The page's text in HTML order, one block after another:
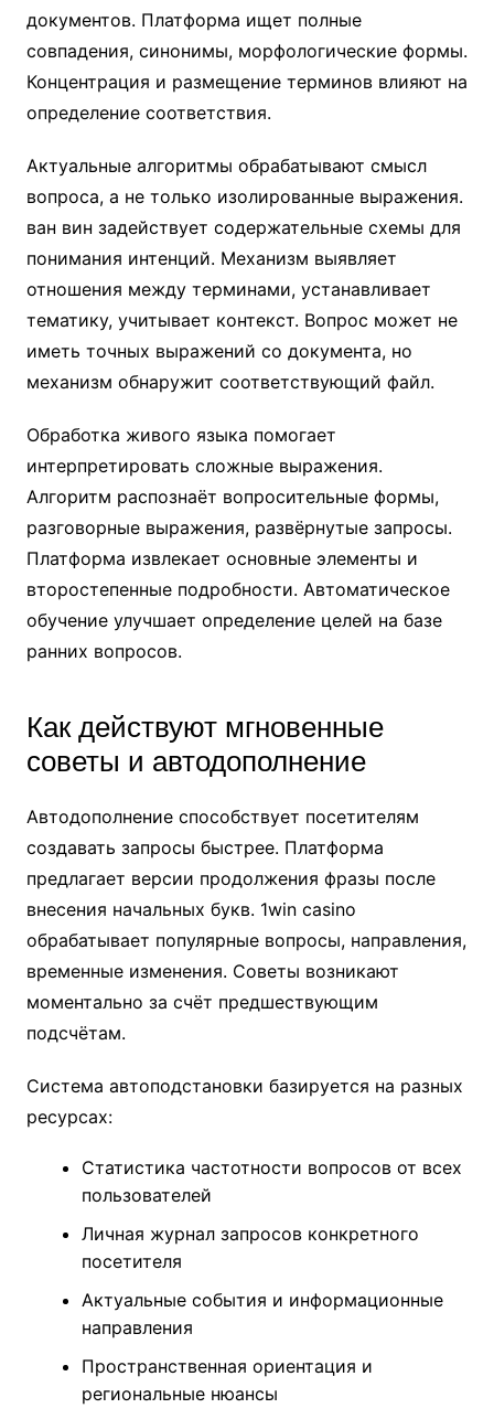
документов. Платформа ищет полные
совпадения, синонимы, морфологические формы.
Концентрация и размещение терминов влияют на
определение соответствия.
Актуальные алгоритмы обрабатывают смысл
вопроса, а не только изолированные выражения.
ван вин задействует содержательные схемы для
понимания интенций. Механизм выявляет
отношения между терминами, устанавливает
тематику, учитывает контекст. Вопрос может не
иметь точных выражений со документа, но
механизм обнаружит соответствующий файл.
Обработка живого языка помогает
интерпретировать сложные выражения.
Алгоритм распознаёт вопросительные формы,
разговорные выражения, развёрнутые запросы.
Платформа извлекает основные элементы и
второстепенные подробности. Автоматическое
обучение улучшает определение целей на базе
ранних вопросов.
Как действуют мгновенные
советы и автодополнение
Автодополнение способствует посетителям
создавать запросы быстрее. Платформа
предлагает версии продолжения фразы после
внесения начальных букв. 1win casino
обрабатывает популярные вопросы, направления,
временные изменения. Советы возникают
моментально за счёт предшествующим
подсчётам.
Система автоподстановки базируется на разных
ресурсах:
Статистика частотности вопросов от всех
пользователей
Личная журнал запросов конкретного
посетителя
Актуальные события и информационные
направления
Пространственная ориентация и
региональные нюансы